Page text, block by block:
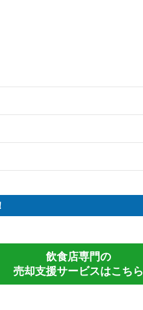
飲食店専門の
売却支援サービスはこちら